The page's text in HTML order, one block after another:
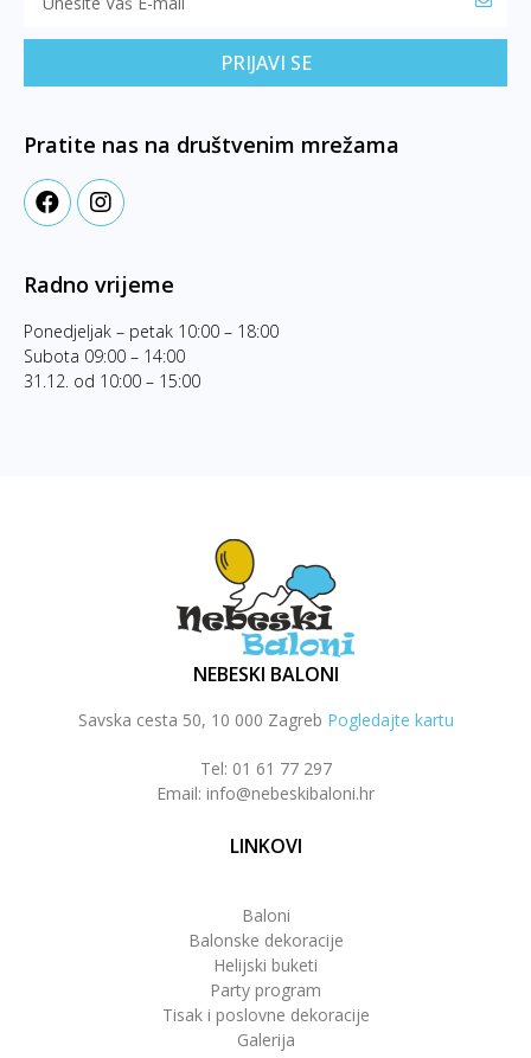
PRIJAVI SE
Pratite nas na društvenim mrežama
Radno vrijeme
Ponedjeljak – petak 10:00 – 18:00
Subota 09:00 – 14:00
31.12. od 10:00 – 15:00
NEBESKI BALONI
Savska cesta 50, 10 000 Zagreb Pogledajte kartu
Tel: 01 61 77 297
Email: info@nebeskibaloni.hr
LINKOVI
Baloni
Balonske dekoracije
Helijski buketi
Party program
Tisak i poslovne dekoracije
Galerija